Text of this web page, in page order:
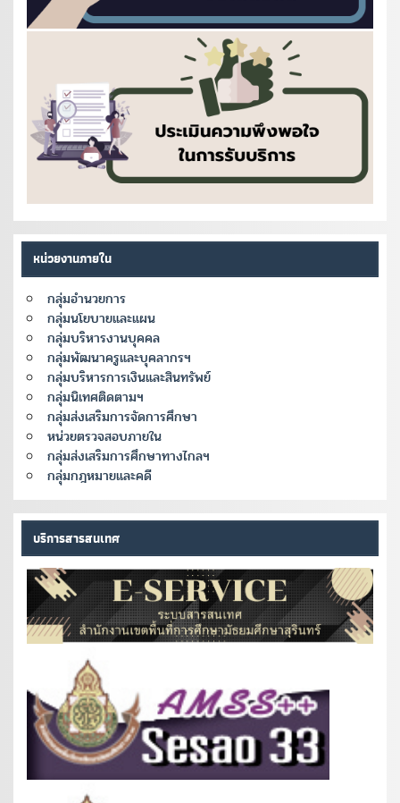
หน่วยงานภายใน
กลุ่มอำนวยการ
กลุ่มนโยบายและแผน
กลุ่มบริหารงานบุคคล
กลุ่มพัฒนาครูและบุคลากรฯ
กลุ่มบริหารการเงินและสินทรัพย์
กลุ่มนิเทศติดตามฯ
กลุ่มส่งเสริมการจัดการศึกษา
หน่วยตรวจสอบภายใน
กลุ่มส่งเสริมการศึกษาทางไกลฯ
กลุ่มกฎหมายและคดี
บริการสารสนเทศ